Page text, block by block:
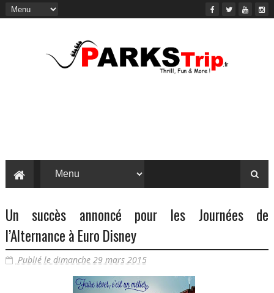
Un succès annoncé pour les Journées de
l’Alternance à Euro Disney
Publié le dimanche 29 mars 2015